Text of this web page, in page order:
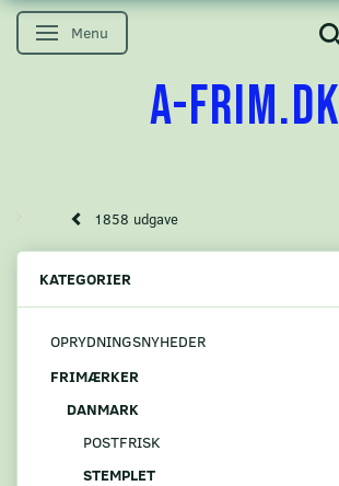
Skifte navigation
Menu
A-FRIM.DK
1858 udgave
KATEGORIER
OPRYDNINGSNYHEDER
FRIMÆRKER
DANMARK
POSTFRISK
STEMPLET